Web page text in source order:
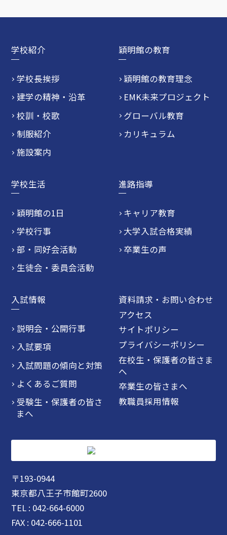
学校紹介
学校長挨拶
建学の精神・沿革
校訓・校歌
制服紹介
施設案内
穎明館の教育
穎明館の教育理念
EMK未来プロジェクト
グローバル教育
カリキュラム
学校生活
穎明館の1日
学校行事
部・同好会活動
生徒会・委員会活動
進路指導
キャリア教育
大学入試合格実績
卒業生の声
入試情報
説明会・公開行事
入試要項
入試問題の傾向と対策
よくあるご質問
受験生・保護者の皆さ
まへ
資料請求・お問い合わせ
アクセス
サイトポリシー
プライバシーポリシー
在校生・保護者の皆さま
へ
卒業生の皆さまへ
教職員採用情報
〒193-0944
東京都八王子市館町2600
TEL : 042-664-6000
FAX : 042-666-1101